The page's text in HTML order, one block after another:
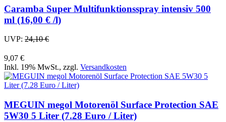
Caramba Super Multifunktionsspray intensiv 500
ml (16,00 € /l)
UVP: 24,10 €
9,07 €
Inkl. 19% MwSt., zzgl. Versandkosten
MEGUIN megol Motorenöl Surface Protection SAE
5W30 5 Liter (7.28 Euro / Liter)